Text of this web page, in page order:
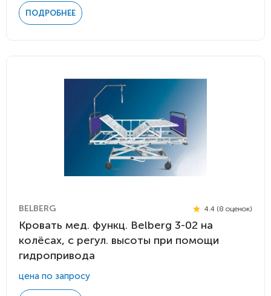
ПОДРОБНЕЕ
BELBERG 4.4 (8 оценок)
Кровать мед. функц. Belberg 3-02 на
колёсах, с регул. высоты при помощи
гидропривода
цена по запросу